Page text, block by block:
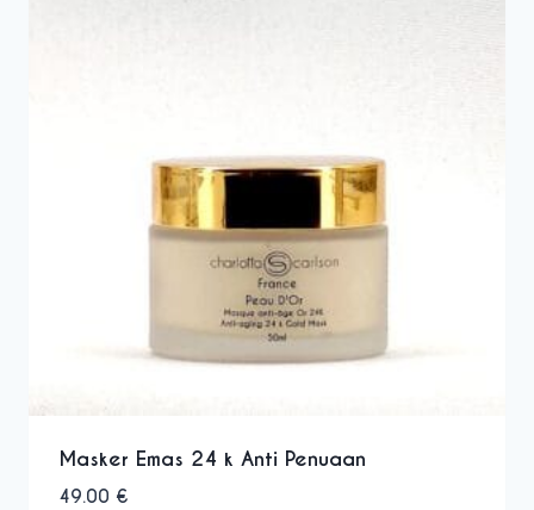
Masker Emas 24 k Anti Penuaan
49.00 €